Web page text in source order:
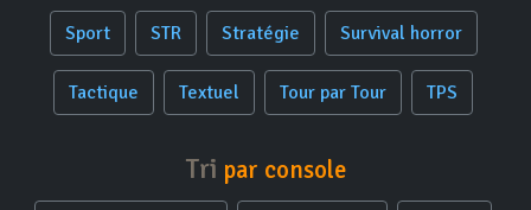
Sport STR Stratégie Survival horror
Tactique Textuel Tour par Tour TPS
Tri par console